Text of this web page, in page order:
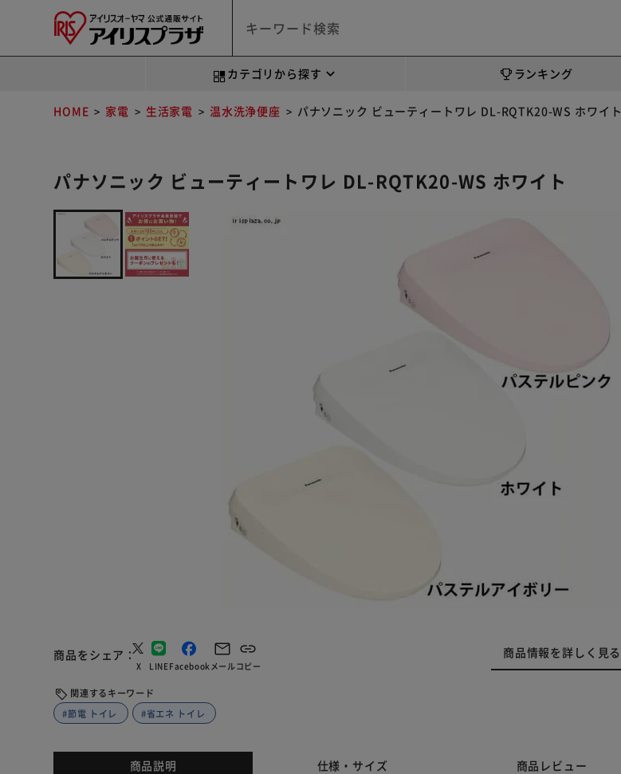
カテゴリから探す ランキング
HOME 家電 生活家電 温水洗浄便座 パナソニック ビューティートワレ DL-RQTK20-WS ホワイト
パナソニック ビューティートワレ DL-RQTK20-WS ホワイト
商品をシェア
X LINEFacebook メールコピー
商品情報を詳しく見る
関連するキーワード
#節電 トイレ
#省エネ トイレ
商品説明 仕様・サイズ 商品レビュー